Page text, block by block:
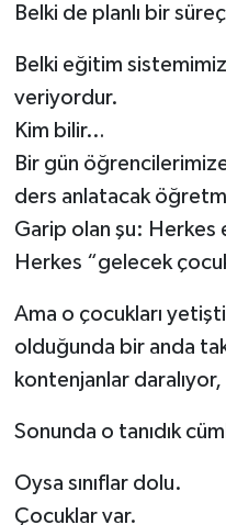
Belki de planlı bir
Belki eğitim
veriyordur.
Kim bilir…
Bir gün
ders anlatacak
Garip olan şu:
Herkes “gelecek
Ama o çocukları
olduğunda bir anda
kontenjanlar
Sonunda o tanıdık
Oysa sınıflar dolu.
Çocuklar var.